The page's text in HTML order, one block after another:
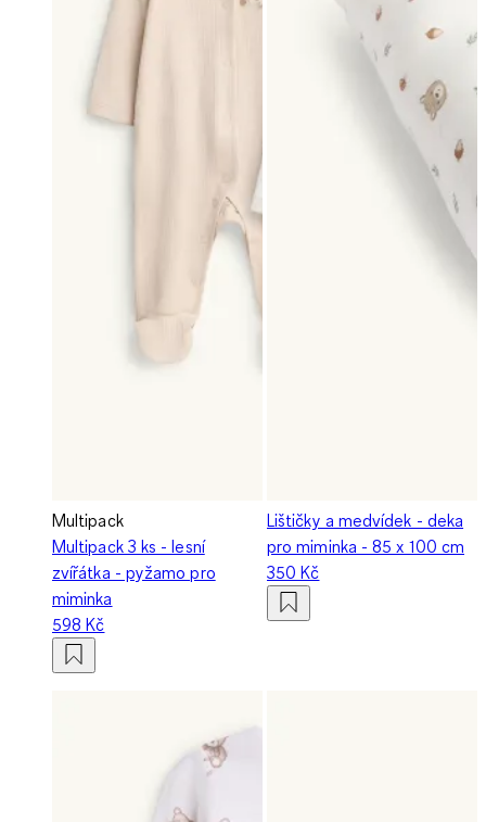
Multipack
Multipack 3 ks - lesní
zvířátka - pyžamo pro
miminka
598 Kč
Lištičky a medvídek - deka
pro miminka - 85 x 100 cm
350 Kč